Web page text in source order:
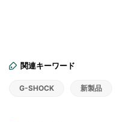
関連キーワード
G-SHOCK 新製品